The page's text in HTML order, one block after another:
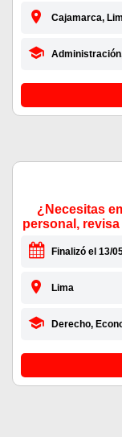
Cajamarca,
¿Necesitas
personal,
Finalizó el 13/
Lima
Derecho,